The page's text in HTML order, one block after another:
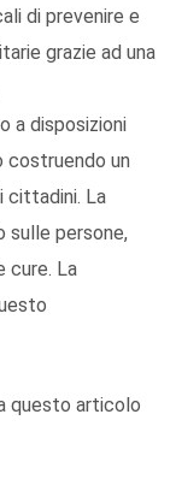
di prevenire e
grazie ad una
a disposizioni
costruendo un
cittadini. La
sulle persone,
cure. La
questo articolo